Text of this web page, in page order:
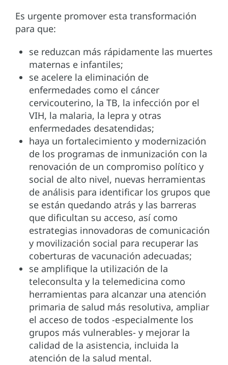
Es urgente promover esta transformación
para que:
se reduzcan más rápidamente las muertes
maternas e infantiles;
se acelere la eliminación de
enfermedades como el cáncer
cervicouterino, la TB, la infección por el
VIH, la malaria, la lepra y otras
enfermedades desatendidas;
haya un fortalecimiento y modernización
de los programas de inmunización con la
renovación de un compromiso político y
social de alto nivel, nuevas herramientas
de análisis para identificar los grupos que
se están quedando atrás y las barreras
que dificultan su acceso, así como
estrategias innovadoras de comunicación
y movilización social para recuperar las
coberturas de vacunación adecuadas;
se amplifique la utilización de la
teleconsulta y la telemedicina como
herramientas para alcanzar una atención
primaria de salud más resolutiva, ampliar
el acceso de todos -especialmente los
grupos más vulnerables- y mejorar la
calidad de la asistencia, incluida la
atención de la salud mental.